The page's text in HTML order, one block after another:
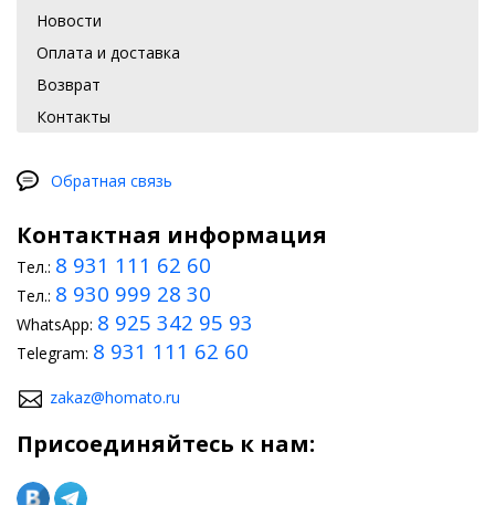
Новости
Оплата и доставка
Возврат
Контакты
Обратная связь
Контактная информация
Тел.: 8 931 111 62 60
Тел.: 8 930 999 28 30
WhatsApp: 8 925 342 95 93
Telegram: 8 931 111 62 60
zakaz@homato.ru
Присоединяйтесь к нам: